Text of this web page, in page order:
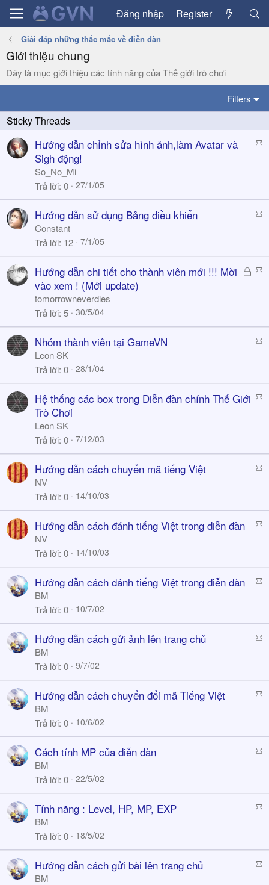
Đăng nhập Register
Giải đáp những thắc mắc về diễn đàn
Giới thiệu chung
Đây là mục giới thiệu các tính năng của Thế giới trò chơi
Filters
S
k
y
Hướng dẫn chỉnh sửa hình ảnh,làm Avatar và
Sigh động!
So_No_Mi
Trả lời 0 27/1/05
S
c
k
Hướng dẫn sử dụng Bảng điều khiển
Constant
Trả lời 12 7/1/05
Đ
ó
S
k
y
Hướng dẫn chi tiết cho thành viên mới !!! Mời
vào xem ! (Mới update)
tomorrowneverdies
Trả lời 5 30/5/04
S
c
k
Nhóm thành viên tại GameVN
Leon SK
Trả lời 0 28/1/04
S
k
y
Hệ thống các box trong Diễn đàn chính Thế Giới
Trò Chơi
Leon SK
Trả lời 0 7/12/03
S
c
k
Hướng dẫn cách chuyển mã tiếng Việt
NV
Trả lời 0 14/10/03
S
c
k
Hướng dẫn cách đánh tiếng Việt trong diễn đàn
NV
Trả lời 0 14/10/03
S
c
k
Hướng dẫn cách đánh tiếng Việt trong diễn đàn
BM
Trả lời 0 10/7/02
S
c
k
Hướng dẫn cách gửi ảnh lên trang chủ
BM
Trả lời 0 9/7/02
S
c
k
Hướng dẫn cách chuyển đổi mã Tiếng Việt
BM
Trả lời 0 10/6/02
S
c
k
Cách tính MP của diễn đàn
BM
Trả lời 0 22/5/02
S
c
k
Tính năng : Level, HP, MP, EXP
BM
Trả lời 0 18/5/02
S
Hướng dẫn cách gửi bài lên trang chủ
BM